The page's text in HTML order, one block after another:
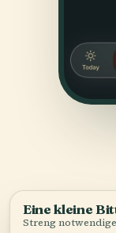
QUELLEN
Eine kleine
Streng